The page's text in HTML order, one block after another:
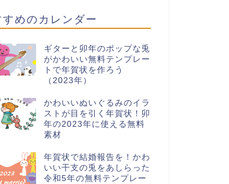
すめのカレンダー
ギターと卯年のポップな兎
がかわいい無料テンプレー
トで年賀状を作ろう
（2023年）
かわいいぬいぐるみのイラ
ストが目を引く年賀状！卯
年の2023年に使える無料
素材
年賀状で結婚報告を！かわ
いい干支の兎をあしらった
令和5年の無料テンプレー